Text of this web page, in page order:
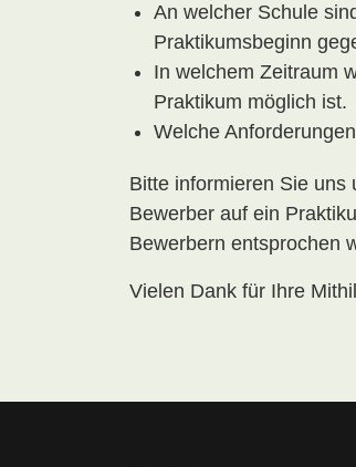
An welcher Schule
Praktikumsbeginn
In welchem Zeitraum
Praktikum möglich ist.
Welche
Bitte informieren Sie uns
Bewerber auf ein
Bewerbern entsprochen
Vielen Dank für Ihre